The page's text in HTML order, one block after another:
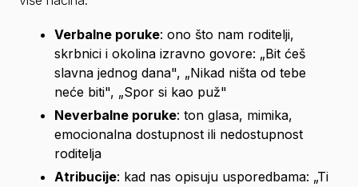
Verbalne poruke: ono što nam roditelji,
skrbnici i okolina izravno govore: „Bit ćeš
slavna jednog dana", „Nikad ništa od tebe
neće biti", „Spor si kao puž"
Neverbalne poruke: ton glasa, mimika,
emocionalna dostupnost ili nedostupnost
roditelja
Atribucije: kad nas opisuju usporedbama: „Ti